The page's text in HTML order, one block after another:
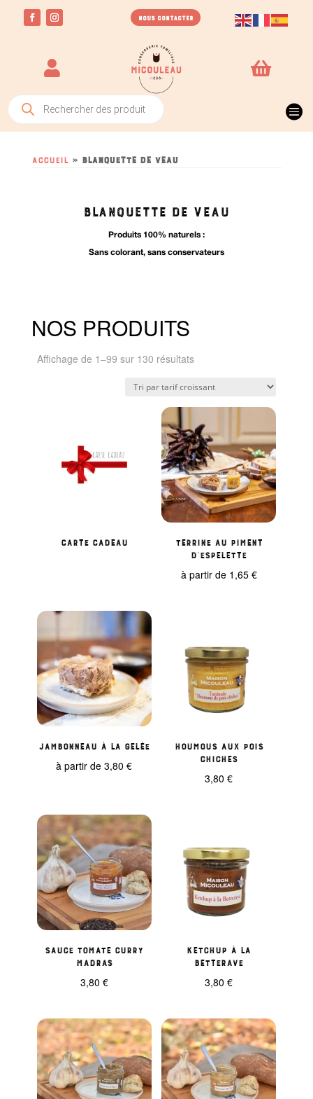
NOUS CONTACTER
 
Recherche
de
produits

Accueil » blanquette de veau
BLANQUETTE DE VEAU
Produits 100% naturels :
Sans colorant, sans conservateurs
NOS PRODUITS
Affichage de 1–99 sur 130 résultatsTrié
prix
croissant
Carte cadeau
Terrine au piment
d’Espelette
à partir de 1,65 €
Jambonneau à la gelée
à partir de3,80€
Houmous aux pois
chiches
3,80€
Sauce tomate Curry
madras
3,80 €
Ketchup à la
Betterave
3,80€